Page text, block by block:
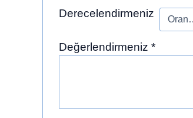
Derecelendirmeniz
Değerlendirmeniz *